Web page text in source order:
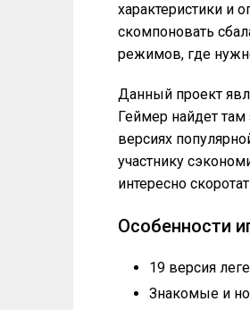
характеристики и
скомпоновать
режимов, где
Данный проект
Геймер найдет
версиях
участнику
интересно
Особенности
19 версия
Знакомые и